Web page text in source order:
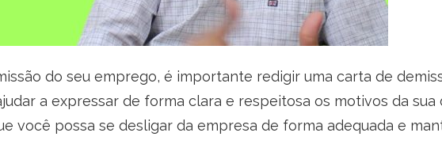
do seu emprego, é importante redigir uma carta de
a expressar de forma clara e respeitosa os motivos da
você possa se desligar da empresa de forma adequada e